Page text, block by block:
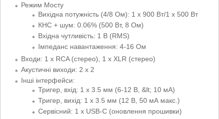
Режим Мосту
Вихідна потужність (4/8 Ом): 1 х 900 Вт/1 х 500 Вт
КНС + шум: 0.06% (500 Вт, 8 Ом)
Вхідна чутливість: 1 В (RMS)
Імпеданс навантаження: 4-16 Ом
Входи: 1 x RCA (стерео), 1 х XLR (стерео)
Акустичні виходи: 2 х 2
Інші інтерфейси:
Тригер, вхід: 1 x 3.5 мм (6-12 В, &lt; 10 мА)
Тригер, вихід: 1 x 3.5 мм (12 В, 50 мА макс.)
Сервісний: 1 x USB-C (оновлення прошивки)